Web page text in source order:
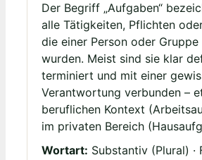
Der Begriff „Aufgaben“
alle Tätigkeiten, Pflichten
die einer Person oder
wurden. Meist sind sie klar
terminiert und mit einer
Verantwortung verbunden –
beruflichen Kontext
im privaten Bereich
Wortart: Substantiv (Plural) ·